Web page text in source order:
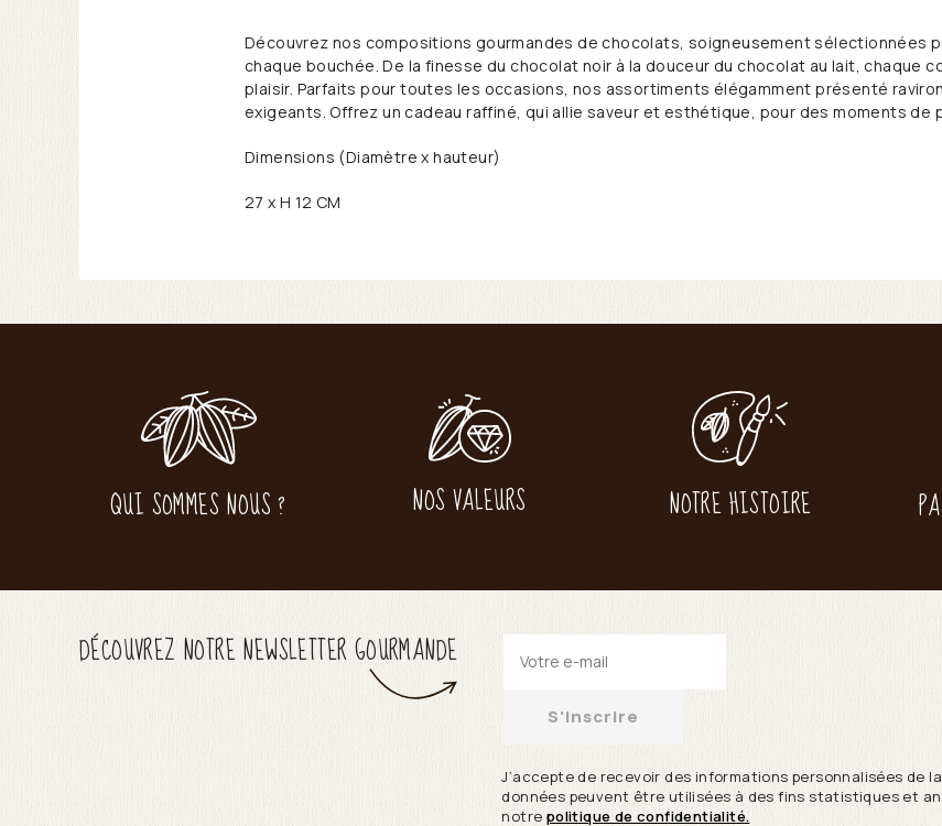
Découvrez nos compositions gourmandes de chocolats, soigneusement sélectionnées
chaque bouchée. De la finesse du chocolat noir à la douceur du chocolat au lait, chaque
plaisir. Parfaits pour toutes les occasions, nos assortiments élégamment présenté
exigeants. Offrez un cadeau raffiné, qui allie saveur et esthétique, pour des moments de
Dimensions (Diamètre x hauteur)
27 x H 12 CM
QUI SOMMES NOUS ? NOS VALEURS NOTRE HISTOIRE
DÉCOUVREZ NOTRE NEWSLETTER GOURMANDE
S'inscrire
J’accepte de recevoir des informations personnalisées de
données peuvent être utilisées à des fins statistiques et
notre politique de confidentialité.